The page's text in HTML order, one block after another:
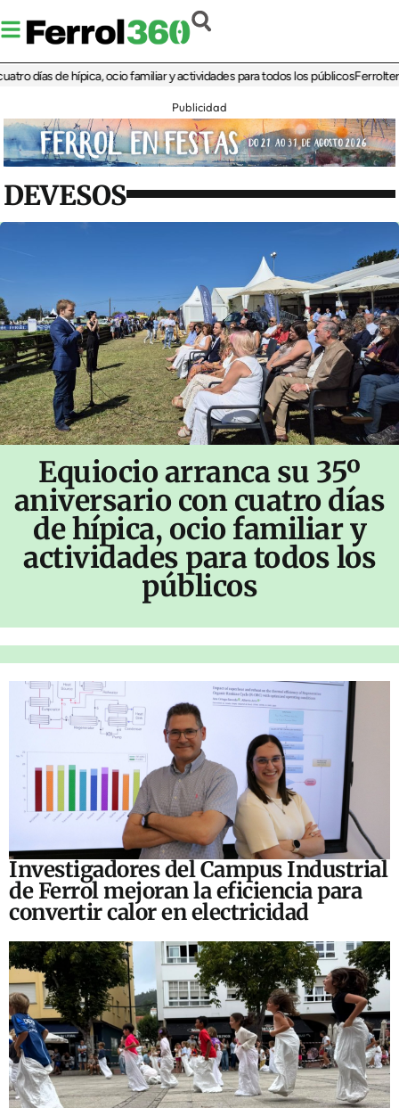
de hípica, ocio familiar y actividades para todos los públicosFerrolterra
Publicidad
DEVESOS
Equiocio arranca su 35º
aniversario con cuatro días
de hípica, ocio familiar y
actividades para todos los
públicos
Investigadores del Campus Industrial
de Ferrol mejoran la eficiencia para
convertir calor en electricidad